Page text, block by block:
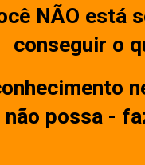
NÃO está
conseguir o
não possa -